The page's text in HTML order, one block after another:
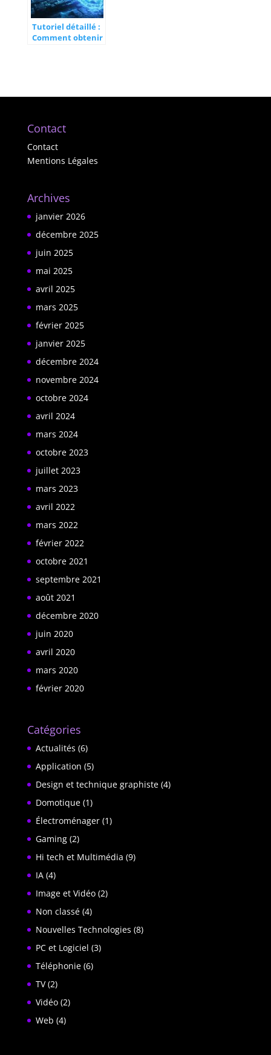
Tutoriel détaillé :
Comment obtenir
Contact
Contact
Mentions Légales
Archives
janvier 2026
décembre 2025
juin 2025
mai 2025
avril 2025
mars 2025
février 2025
janvier 2025
décembre 2024
novembre 2024
octobre 2024
avril 2024
mars 2024
octobre 2023
juillet 2023
mars 2023
avril 2022
mars 2022
février 2022
octobre 2021
septembre 2021
août 2021
décembre 2020
juin 2020
avril 2020
mars 2020
février 2020
Catégories
Actualités (6)
Application (5)
Design et technique graphiste(4)
Domotique(1)
Électroménager(1)
Gaming(2)
Hi tech et Multimédia (9)
IA(4)
Image et Vidéo(2)
Non classé(4)
Nouvelles Technologies (8)
PC et Logiciel (3)
Téléphonie(6)
TV(2)
Vidéo(2)
Web (4)